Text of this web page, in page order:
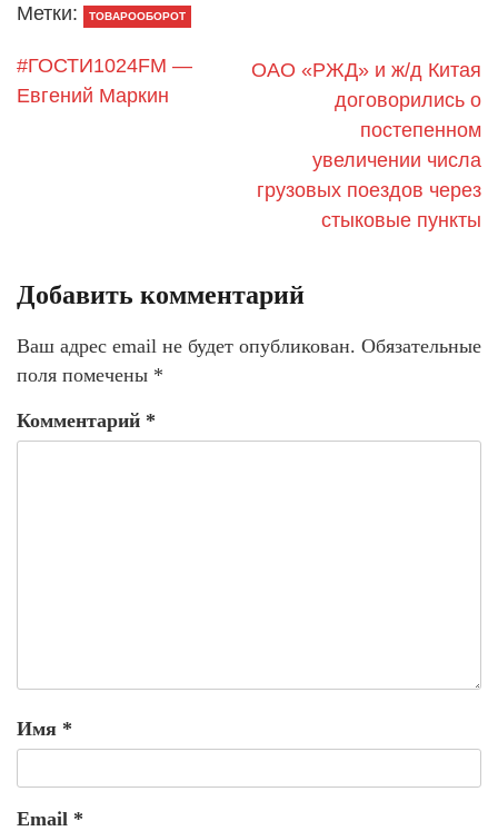
Метки: ТОВАРООБОРОТ
#ГОСТИ1024FM —
Евгений Маркин
ОАО «РЖД» и ж/д Китая
договорились о
постепенном
увеличении числа
грузовых поездов через
стыковые пункты
Добавить комментарий
Ваш адрес email не будет опубликован. Обязательные
поля помечены *
Комментарий *
Имя *
Email *